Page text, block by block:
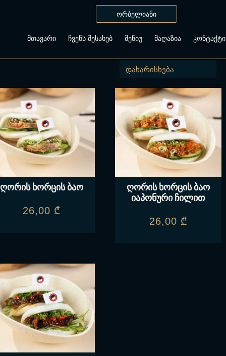
ᲛᲗᲐᲕᲐᲠᲘ ᲩᲕᲔᲜᲡ ᲨᲔᲡᲐᲮᲔᲑ ᲛᲔᲜᲘᲣ ᲛᲐᲦᲐᲖᲘᲐ ᲙᲝᲜᲢᲐᲥᲢᲘ
ღორის ხორცის ბაო
26,00 ₾
ღორის ხორცის ბაო
იაპონური ჩილით
26,00 ₾